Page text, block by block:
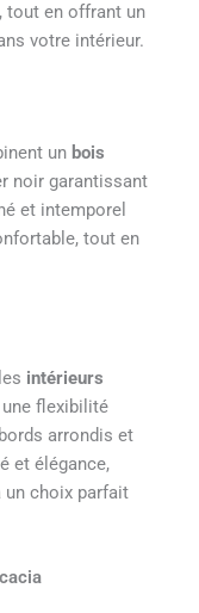
tout en offrant un
votre intérieur.
un bois
noir garantissant
et intemporel
tout en
intérieurs
flexibilité
arrondis et
et élégance,
choix parfait